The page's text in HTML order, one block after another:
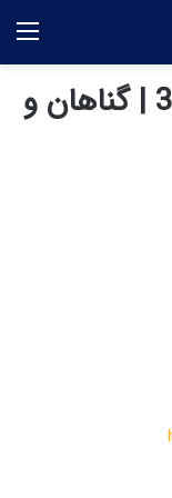
ورود ممنوعه های الهی _ 3 | گناهان و